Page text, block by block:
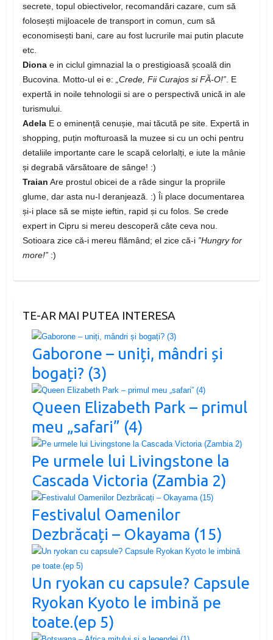
secrete, topul obiectivelor, recomandări cazare, cum să
folosești mijloacele de transport in comun, cum să
economisești bani, care au fost lucrurile mai putin placute
etc.
Dionae in ciclul gimnazial la o prestigioasă școală din
Bucovina. Motto-ul ei e:
„Crede, Fii Curajos si FĂ-O!”. E
expertă in noile tehnologii si are o perspectivă unică in ale
turismului.
AdelaE o eminență cenușie, mai tăcută pe site. Expertă in
shopping, puțin mofturoasă la muzee si cu un ochi pentru
detaliile importante care le scapă celorlalți, e iute la mânie
și degrabă vărsătoare de sânge! :)
Traian Are prostul obicei de a râde singur la propriile
glume, dar asta nu-l deranjează. :) Îi place documentarea
și-i place să se miște ieftin, rapid și cu folos. Se crede
expert in Cipru si mereu descoperă câte ceva nou.
Sotioara zice că-i mereu flămând; el zice că-i ”Hungry for
more!”:)
TE-AR MAI PUTEA INTERESA
Gaborone – uniți, mândri și
bogați? (3)
Queen Elizabeth Park – primul
meu „safari” (4)
Pe urmele lui Livingstone la
Cascada Victoria (Zambia 2)
Festivalul Oamenilor
Dezbrăcați – Okayama (15)
Un ryokan cu capsule? Capsule
Ryokan Kyoto le imbină pe
toate.(ep 5)